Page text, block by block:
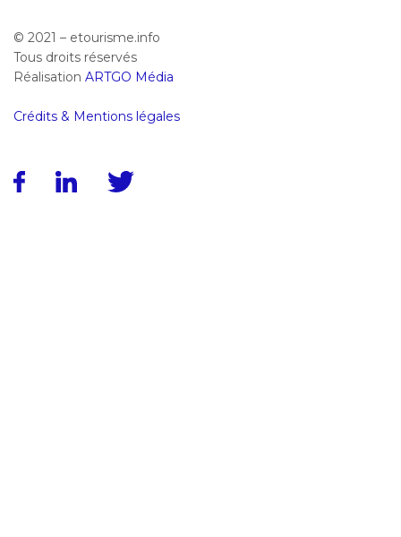
© 2021 – etourisme.info
Tous droits réservés
Réalisation ARTGO Média
Crédits & Mentions légales